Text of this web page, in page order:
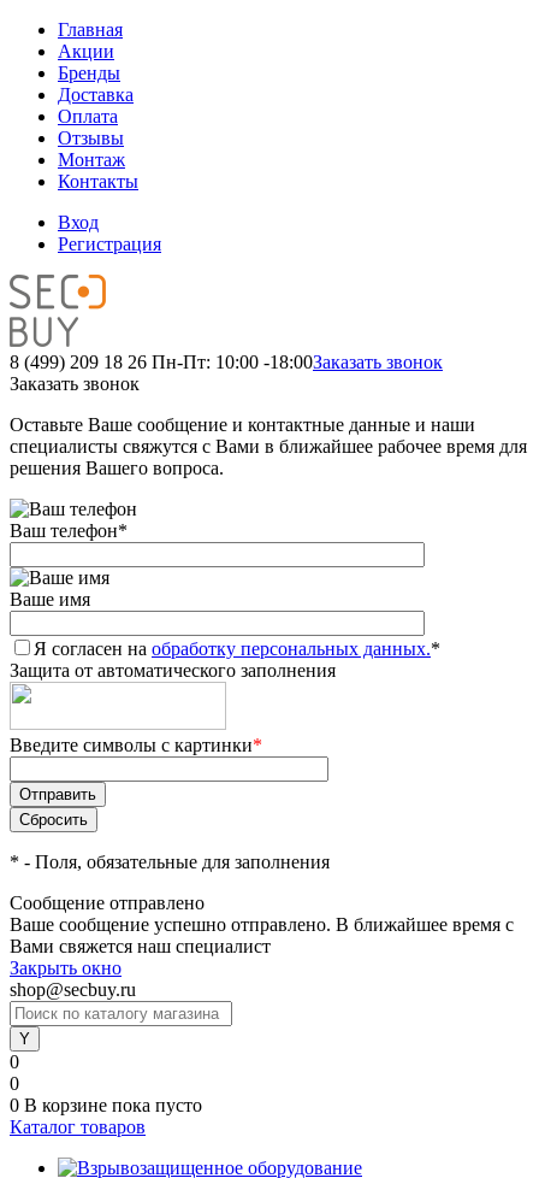
Главная
Акции
Бренды
Доставка
Оплата
Отзывы
Монтаж
Контакты
Вход
Регистрация
8 (499) 209 18 26 Пн-Пт: 10:00 -18:00Заказать звонок
Заказать звонок
Оставьте Ваше сообщение и контактные данные и наши
специалисты свяжутся с Вами в ближайшее рабочее время для
решения Вашего вопроса.
Ваш телефон*
Ваше имя
Я согласен на обработку персональных данных.*
Защита от автоматического заполнения
Введите символы с картинки*
* - Поля, обязательные для заполнения
Сообщение отправлено
Ваше сообщение успешно отправлено. В ближайшее время с
Вами свяжется наш специалист
Закрыть окно
shop@secbuy.ru
0
0
0 В корзине пока пусто
Каталог товаров